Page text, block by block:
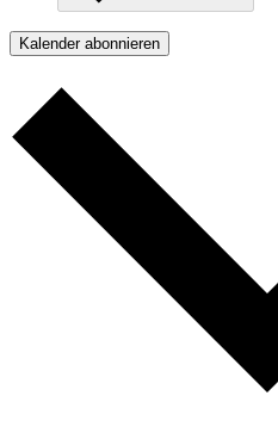
Kalender abonnieren